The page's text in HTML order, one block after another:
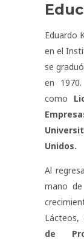
Eduardo
en el
se
en
como
Unidos.
Al
mano
Lácteos,
de